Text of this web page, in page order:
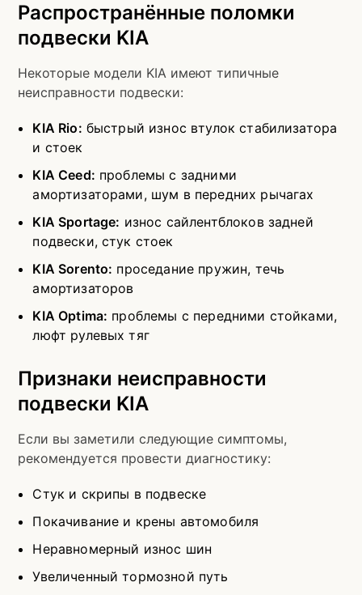
Распространённые поломки
подвески KIA
Некоторые модели KIA имеют типичные
неисправности подвески:
KIA Rio: быстрый износ втулок стабилизатора
и стоек
KIA Ceed: проблемы с задними
амортизаторами, шум в передних рычагах
KIA Sportage: износ сайлентблоков задней
подвески, стук стоек
KIA Sorento: проседание пружин, течь
амортизаторов
KIA Optima: проблемы с передними стойками,
люфт рулевых тяг
Признаки неисправности
подвески KIA
Если вы заметили следующие симптомы,
рекомендуется провести диагностику:
Стук и скрипы в подвеске
Покачивание и крены автомобиля
Неравномерный износ шин
Увеличенный тормозной путь